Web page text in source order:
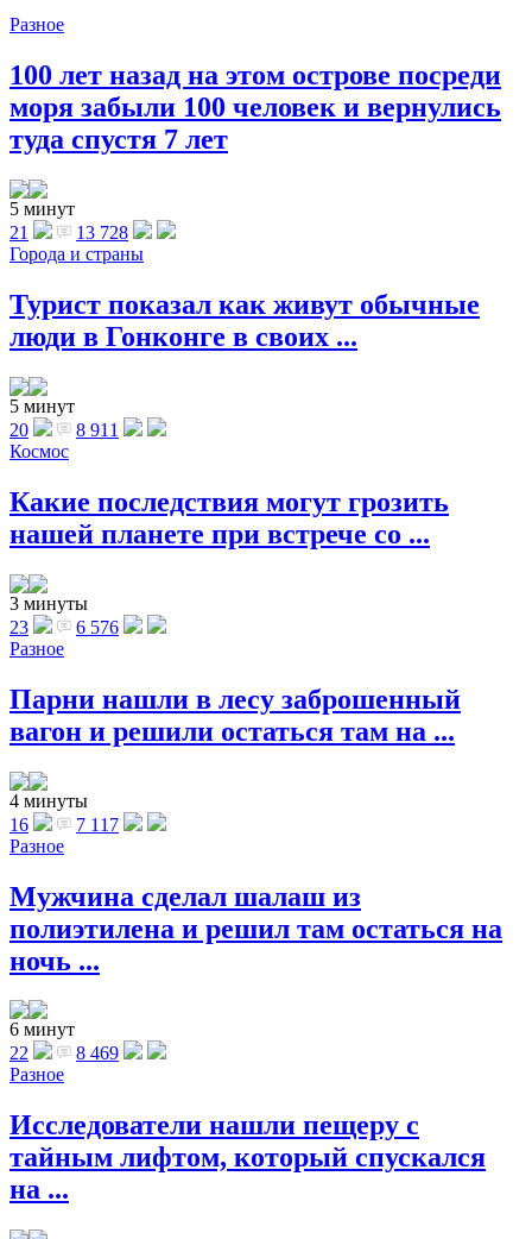
Разное
100 лет назад на этом острове посреди
моря забыли 100 человек и вернулись
туда спустя 7 лет
5 минут
21
13 728
Города и страны
Турист показал как живут обычные
люди в Гонконге в своих ...
5 минут
20
8 911
Космос
Какие последствия могут грозить
нашей планете при встрече со ...
3 минуты
23
6 576
Разное
Парни нашли в лесу заброшенный
вагон и решили остаться там на ...
4 минуты
16
7 117
Разное
Мужчина сделал шалаш из
полиэтилена и решил там остаться на
ночь ...
6 минут
22
8 469
Разное
Исследователи нашли пещеру с
тайным лифтом, который спускался
на ...